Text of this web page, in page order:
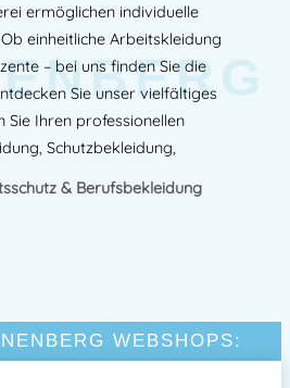
ermöglichen individuelle
einheitliche Arbeitskleidung
– bei uns finden Sie die
Sie unser vielfältiges
Ihren professionellen
Schutzbekleidung,
& Berufsbekleidung
WEBSHOPS: